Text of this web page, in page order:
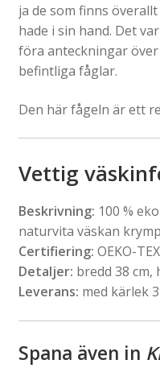
ja de som finns
hade i sin hand. Det
föra anteckningar
befintliga fåglar.
Den här fågeln är ett
Vettig
Beskrivning: 100 %
naturvita väskan
Certifiering: OEKO-
Detaljer: bredd 38 cm,
Leverans: med kärlek
Spana även in